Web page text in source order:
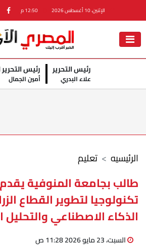
الإثنين، 10 أغسطس 2026 12:50 م
رئيس التحرير
علاء البدري
رئيس
أمين الجمال
تعليم الرئيسيه
طالب بجامعة المنوفية
تكنولوجيا لتطوير القطاع
الذكاء الاصطناعي
السبت، 23 مايو 2026 11:28 ص